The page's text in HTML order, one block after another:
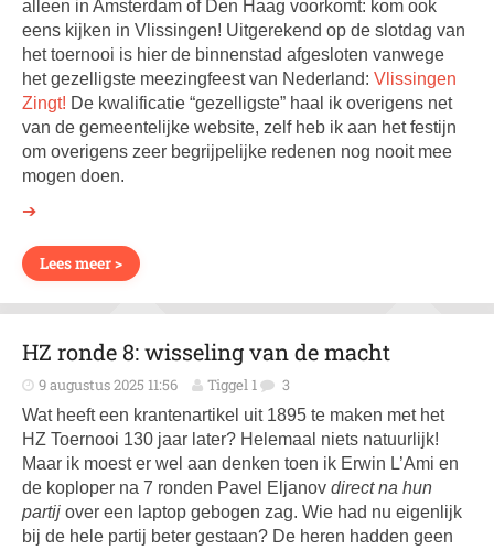
alleen in Amsterdam of Den Haag voorkomt: kom ook
eens kijken in Vlissingen! Uitgerekend op de slotdag van
het toernooi is hier de binnenstad afgesloten vanwege
het gezelligste meezingfeest van Nederland: Vlissingen
Zingt! De kwalificatie “gezelligste” haal ik overigens net
van de gemeentelijke website, zelf heb ik aan het festijn
om overigens zeer begrijpelijke redenen nog nooit mee
mogen doen.
➔
Lees meer >
HZ ronde 8: wisseling van de macht
9 augustus 2025 11:56 Tiggel 1 3
Wat heeft een krantenartikel uit 1895 te maken met het
HZ Toernooi 130 jaar later? Helemaal niets natuurlijk!
Maar ik moest er wel aan denken toen ik Erwin L’Ami en
de koploper na 7 ronden Pavel Eljanov direct na hun
partij over een laptop gebogen zag. Wie had nu eigenlijk
bij de hele partij beter gestaan? De heren hadden geen